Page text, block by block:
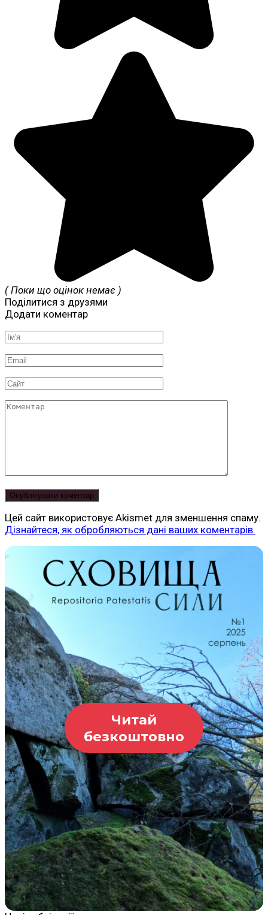
( Поки що оцінок немає )
Поділитися з друзями
Додати коментар
Ім'я
*
Email
*
Сайт
Коментар
Цей сайт використовує Akismet для зменшення спаму.
Дізнайтеся, як обробляються дані ваших коментарів.
Читай
безкоштовно